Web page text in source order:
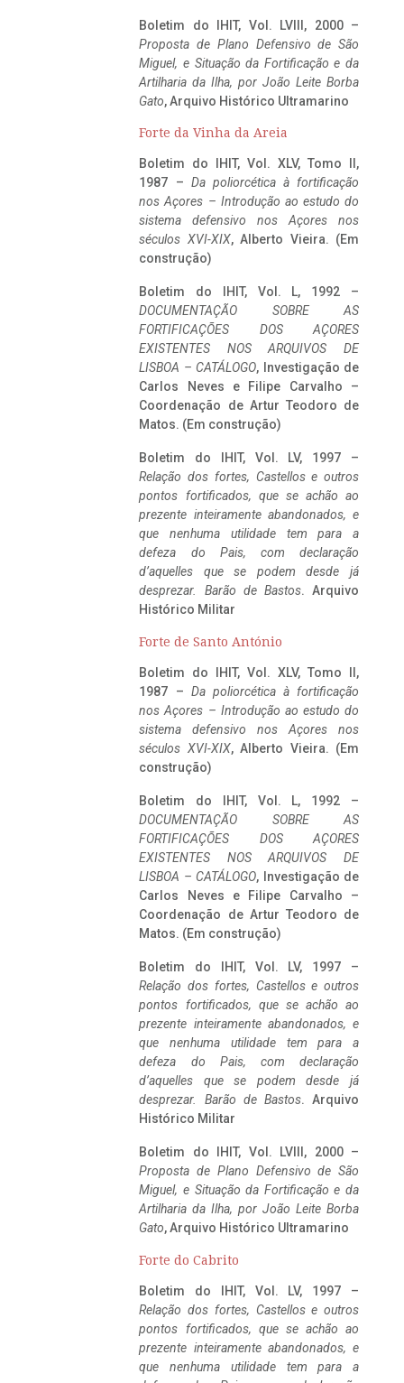
Boletim do IHIT, Vol. LVIII, 2000 –
Proposta de Plano Defensivo de São
Miguel, e Situação da Fortificação e da
Artilharia da Ilha, por João Leite Borba
Gato, Arquivo Histórico Ultramarino
Forte da Vinha da Areia
Boletim do IHIT, Vol. XLV, Tomo II,
1987 – Da poliorcética à fortificação
nos Açores – Introdução ao estudo do
sistema defensivo nos Açores nos
séculos XVI-XIX, Alberto Vieira. (Em
construção)
Boletim do IHIT, Vol. L, 1992 –
DOCUMENTAÇÃO SOBRE AS
FORTIFICAÇÕES DOS AÇORES
EXISTENTES NOS ARQUIVOS DE
LISBOA – CATÁLOGO, Investigação de
Carlos Neves e Filipe Carvalho –
Coordenação de Artur Teodoro de
Matos. (Em construção)
Boletim do IHIT, Vol. LV, 1997 –
Relação dos fortes, Castellos e outros
pontos fortificados, que se achão ao
prezente inteiramente abandonados, e
que nenhuma utilidade tem para a
defeza do Pais, com declaração
d’aquelles que se podem desde já
desprezar. Barão de Bastos. Arquivo
Histórico Militar
Forte de Santo António
Boletim do IHIT, Vol. XLV, Tomo II,
1987 – Da poliorcética à fortificação
nos Açores – Introdução ao estudo do
sistema defensivo nos Açores nos
séculos XVI-XIX, Alberto Vieira. (Em
construção)
Boletim do IHIT, Vol. L, 1992 –
DOCUMENTAÇÃO SOBRE AS
FORTIFICAÇÕES DOS AÇORES
EXISTENTES NOS ARQUIVOS DE
LISBOA – CATÁLOGO, Investigação de
Carlos Neves e Filipe Carvalho –
Coordenação de Artur Teodoro de
Matos. (Em construção)
Boletim do IHIT, Vol. LV, 1997 –
Relação dos fortes, Castellos e outros
pontos fortificados, que se achão ao
prezente inteiramente abandonados, e
que nenhuma utilidade tem para a
defeza do Pais, com declaração
d’aquelles que se podem desde já
desprezar. Barão de Bastos. Arquivo
Histórico Militar
Boletim do IHIT, Vol. LVIII, 2000 –
Proposta de Plano Defensivo de São
Miguel, e Situação da Fortificação e da
Artilharia da Ilha, por João Leite Borba
Gato, Arquivo Histórico Ultramarino
Forte do Cabrito
Boletim do IHIT, Vol. LV, 1997 –
Relação dos fortes, Castellos e outros
pontos fortificados, que se achão ao
prezente inteiramente abandonados, e
que nenhuma utilidade tem para a